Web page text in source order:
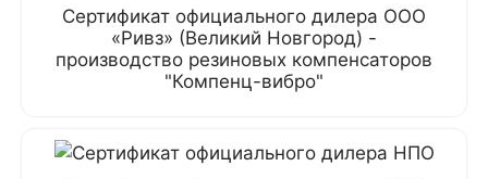
Сертификат официального дилера ООО
«Ривз» (Великий Новгород) -
производство резиновых компенсаторов
"Компенц-вибро"